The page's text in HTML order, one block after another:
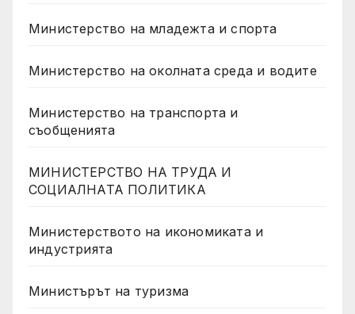
Министерство на младежта и спорта
Министерство на околната среда и водите
Министерство на транспорта и
съобщенията
МИНИСТЕРСТВО НА ТРУДА И
СОЦИАЛНАТА ПОЛИТИКА
Министерството на икономиката и
индустрията
Министърът на туризма